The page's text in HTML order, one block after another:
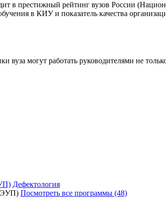
в престижный рейтинг вузов России
в КИУ и показатель качества
могут работать руководителями не
Дефектология
Посмотреть все программы (48)